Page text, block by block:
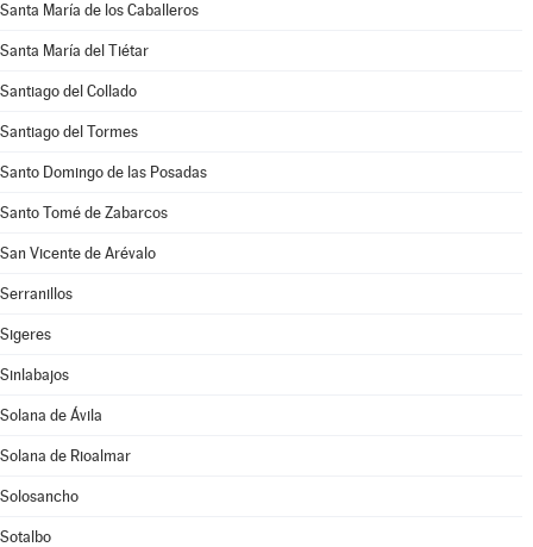
Santa María de los Caballeros
Santa María del Tiétar
Santiago del Collado
Santiago del Tormes
Santo Domingo de las Posadas
Santo Tomé de Zabarcos
San Vicente de Arévalo
Serranillos
Sigeres
Sinlabajos
Solana de Ávila
Solana de Rioalmar
Solosancho
Sotalbo